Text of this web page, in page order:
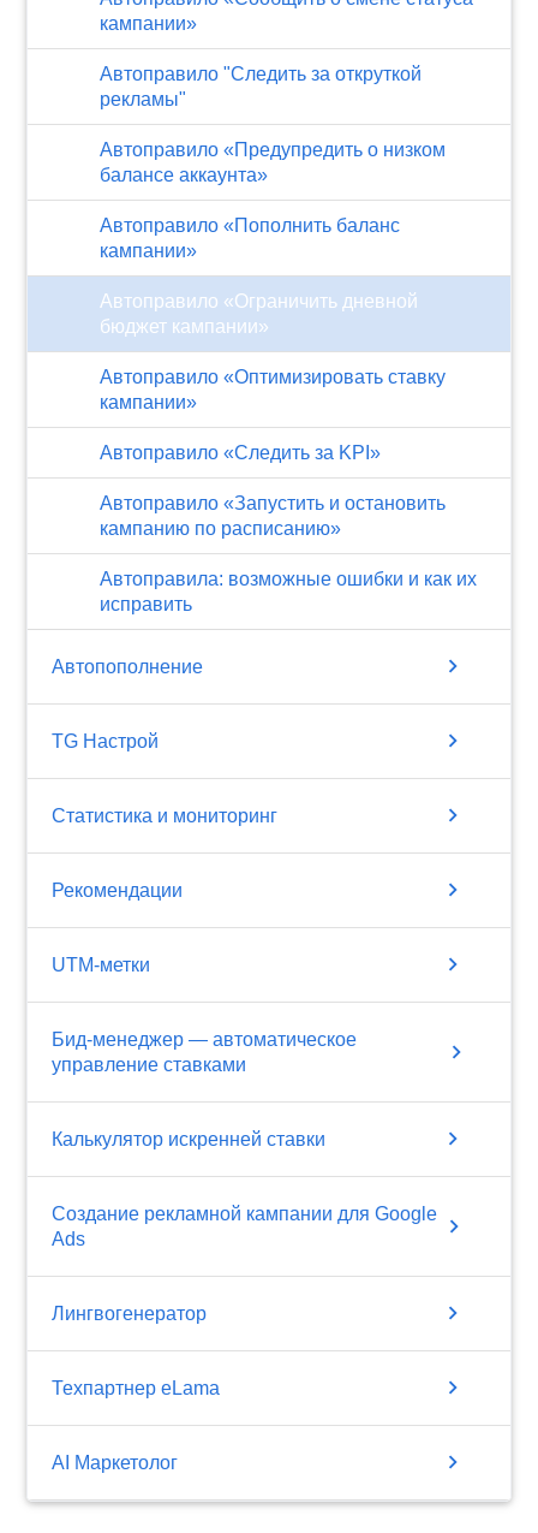
кампании»
Автоправило "Следить за откруткой
рекламы"
Автоправило «Предупредить о низком
балансе аккаунта»
Автоправило «Пополнить баланс
кампании»
Автоправило «Ограничить дневной
бюджет кампании»
Автоправило «Оптимизировать ставку
кампании»
Автоправило «Следить за KPI»
Автоправило «Запустить и остановить
кампанию по расписанию»
Автоправила: возможные ошибки и как их
исправить
Автопополнение chevron_right
TG Настрой chevron_right
Статистика и мониторинг chevron_right
Рекомендации chevron_right
UTM-метки chevron_right
Бид-менеджер — автоматическое
управление ставками
chevron_right
Калькулятор искренней ставки chevron_right
Создание рекламной кампании для Google
Ads
chevron_right
Лингвогенератор chevron_right
Техпартнер eLama chevron_right
AI Маркетолог chevron_right